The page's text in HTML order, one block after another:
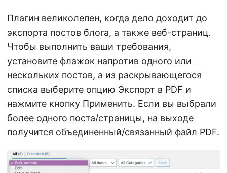
Плагин великолепен, когда дело доходит до
экспорта постов блога, а также веб-страниц.
Чтобы выполнить ваши требования,
установите флажок напротив одного или
нескольких постов, а из раскрывающегося
списка выберите опцию Экспорт в PDF и
нажмите кнопку Применить. Если вы выбрали
более одного поста/страницы, на выходе
получится объединенный/связанный файл PDF.